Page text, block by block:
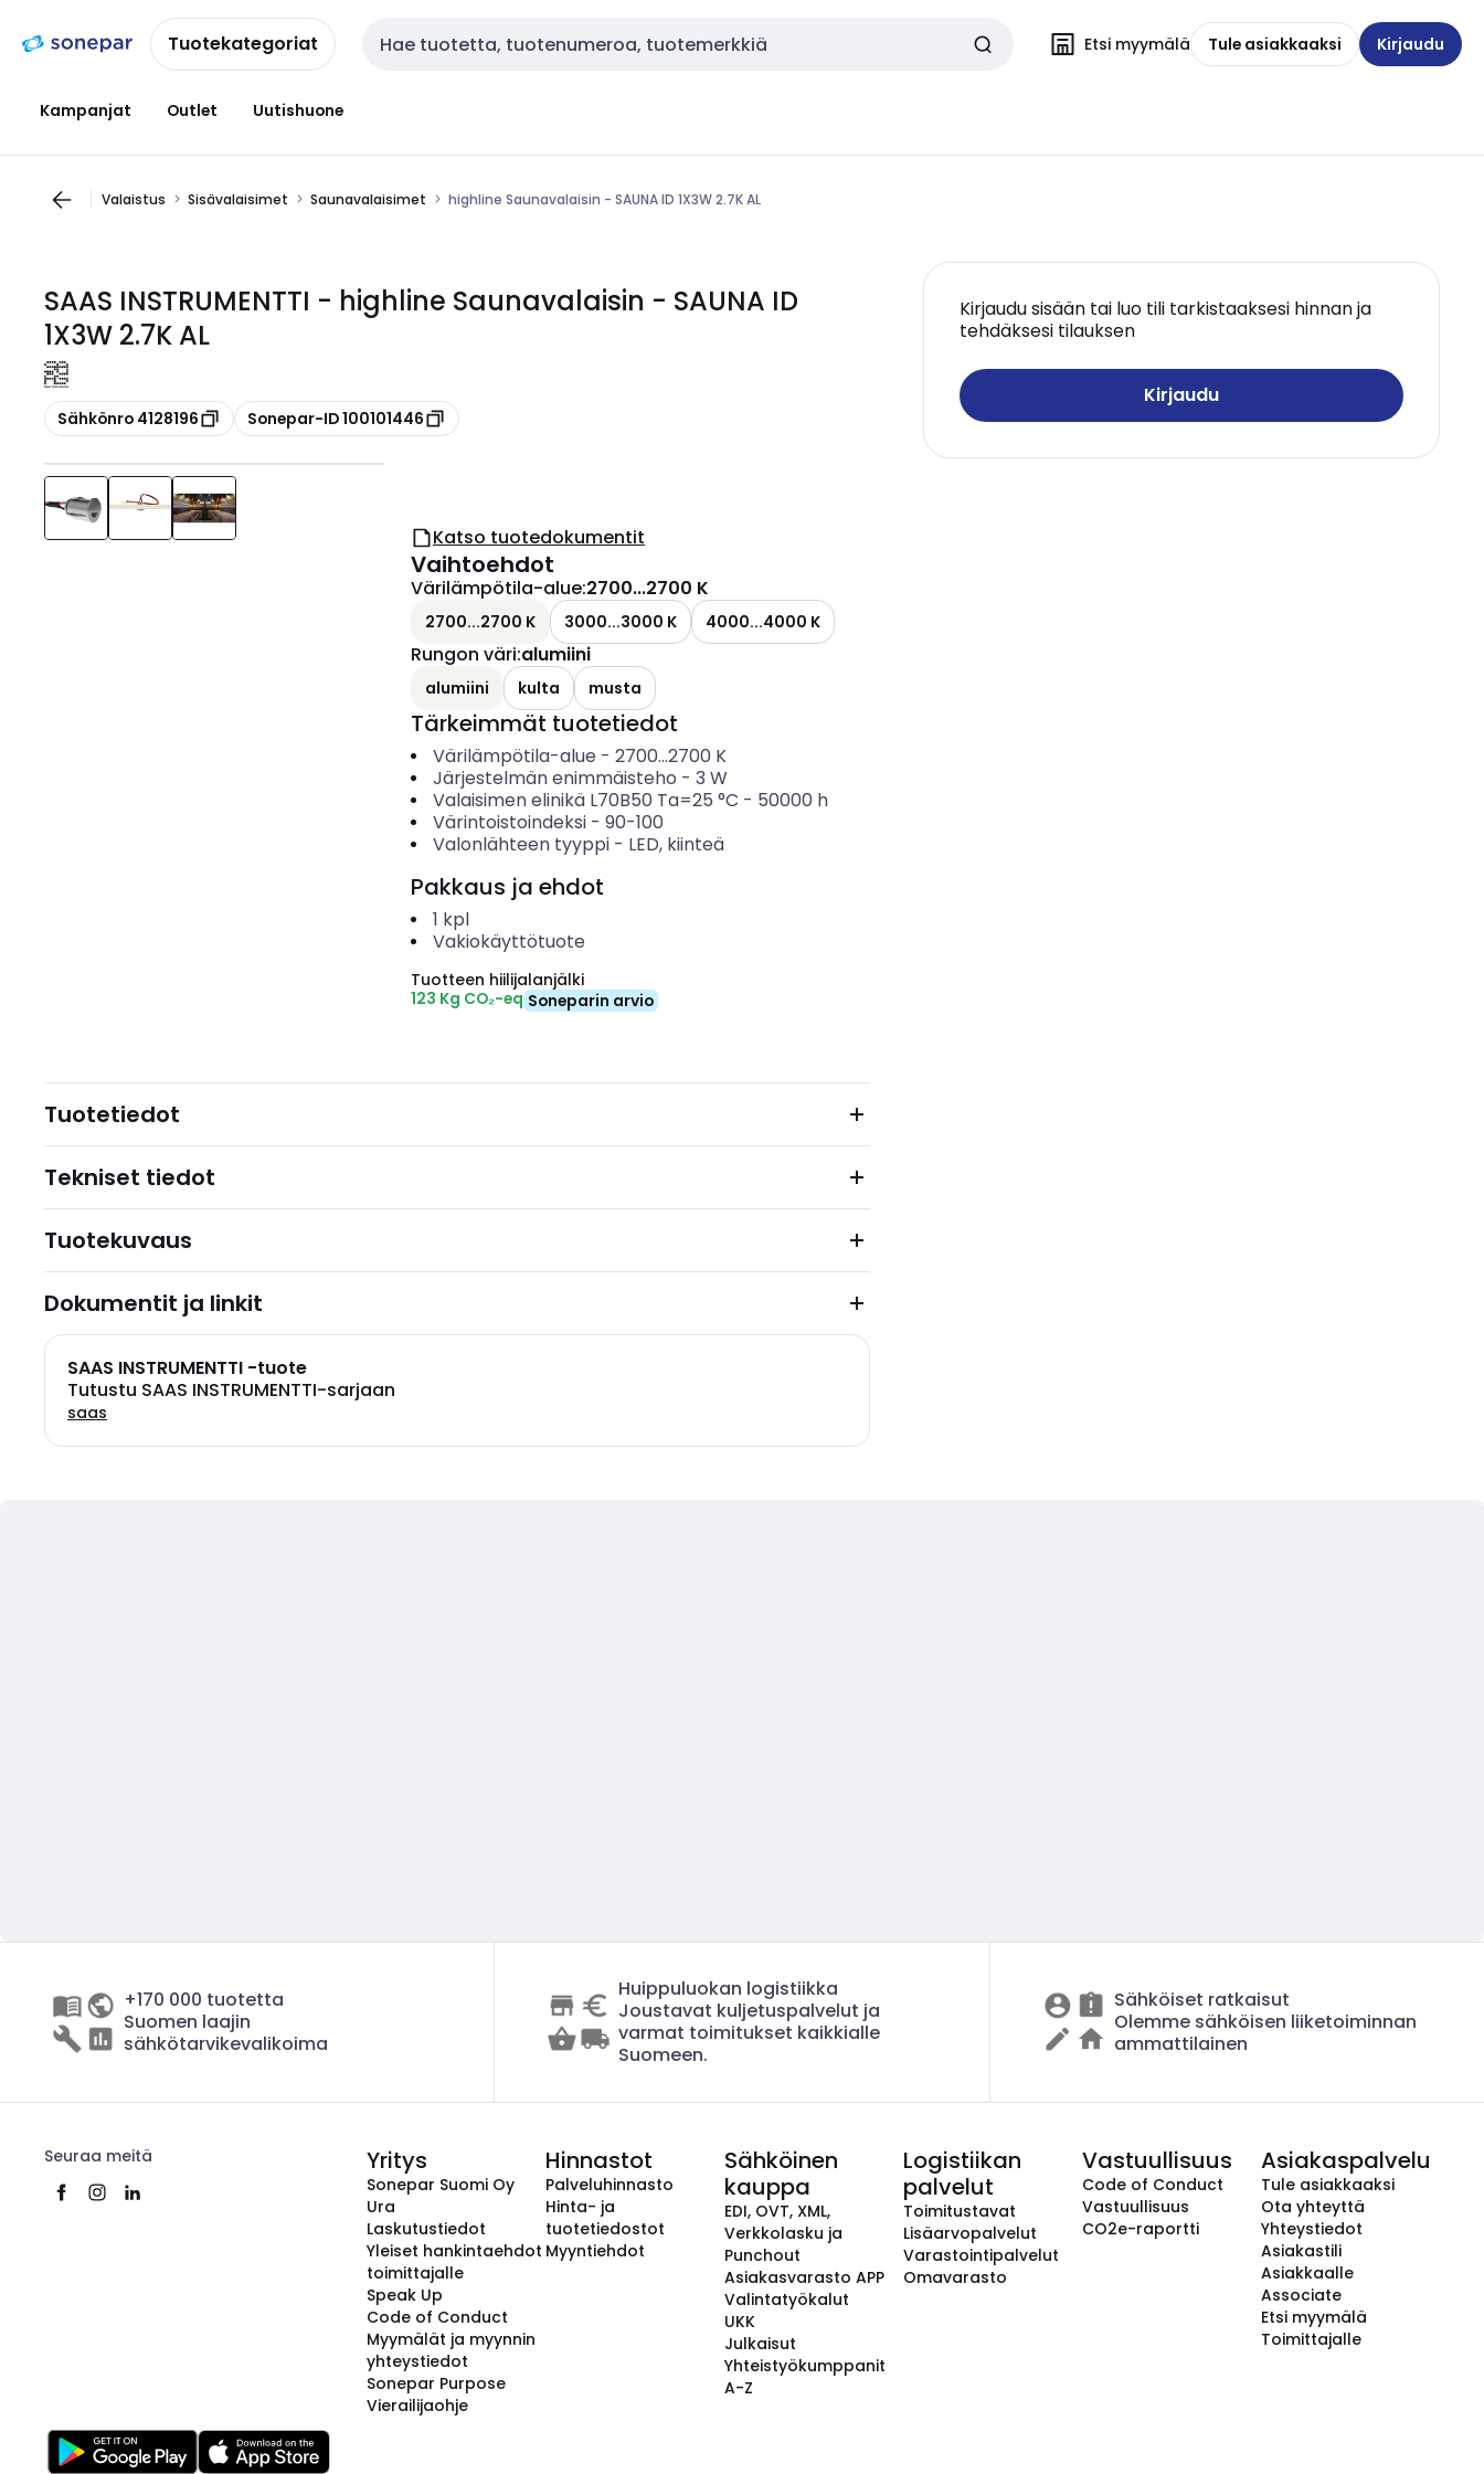
navigointiinsisältöönTuotekategoriat Haku Etsi myymälä Tule asiakkaaksi Kirjaudu
Kampanjat Outlet Uutishuone
Valaistus Sisävalaisimet Saunavalaisimet highline Saunavalaisin - SAUNA ID 1X3W 2.7K AL
SAAS INSTRUMENTTI - highline Saunavalaisin - SAUNA ID
1X3W 2.7K AL
Kopioi
Sähkönro 4128196 Kopioi
Sonepar-ID 100101446
Kirjaudu sisään tai luo tili tarkistaaksesi hinnan ja
tehdäksesi tilauksen
Kirjaudu
Katso tuotedokumentit
Vaihtoehdot
Värilämpötila-alue:2700...2700 K
2700...2700 K 3000...3000 K 4000...4000 K
Rungon väri:alumiini
alumiini kulta musta
Tärkeimmät tuotetiedot
Värilämpötila-alue - 2700...2700 K
Järjestelmän enimmäisteho - 3 W
Valaisimen elinikä L70B50 Ta=25 °C - 50000 h
Värintoistoindeksi- 90-100
Valonlähteen tyyppi- LED, kiinteä
Pakkaus ja ehdot
1 kpl
Vakiokäyttötuote
Tuotteen hiilijalanjälki
123 Kg CO₂-eq Soneparin arvio
Tuotetiedot
Tekniset tiedot
Tuotekuvaus
Dokumentit ja linkit
SAAS INSTRUMENTTI -tuote
Tutustu SAAS INSTRUMENTTI-sarjaan
saas
+170 000 tuotetta
Suomen laajin
sähkötarvikevalikoima
Huippuluokan logistiikka
Joustavat kuljetuspalvelut ja
varmat toimitukset kaikkialle
Suomeen.
Sähköiset ratkaisut
Olemme sähköisen liiketoiminnan
ammattilainen
Seuraa meitä Yritys
Sonepar Suomi Oy
Ura
Laskutustiedot
Yleiset hankintaehdot
toimittajalle
Speak Up
Code of Conduct
Myymälät ja myynnin
yhteystiedot
Sonepar Purpose
Vierailijaohje
Hinnastot
Palveluhinnasto
Hinta- ja
tuotetiedostot
Myyntiehdot
Sähköinen
kauppa
EDI, OVT, XML,
Verkkolasku ja
Punchout
Asiakasvarasto APP
Valintatyökalut
UKK
Julkaisut
Yhteistyökumppanit
A-Z
Logistiikan
palvelut
Toimitustavat
Lisäarvopalvelut
Varastointipalvelut
Omavarasto
Vastuullisuus
Code of Conduct
Vastuullisuus
CO2e-raportti
Asiakaspalvelu
Tule asiakkaaksi
Ota yhteyttä
Yhteystiedot
Asiakastili
Asiakkaalle
Associate
Etsi myymälä
Toimittajalle